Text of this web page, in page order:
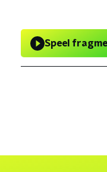
Speel